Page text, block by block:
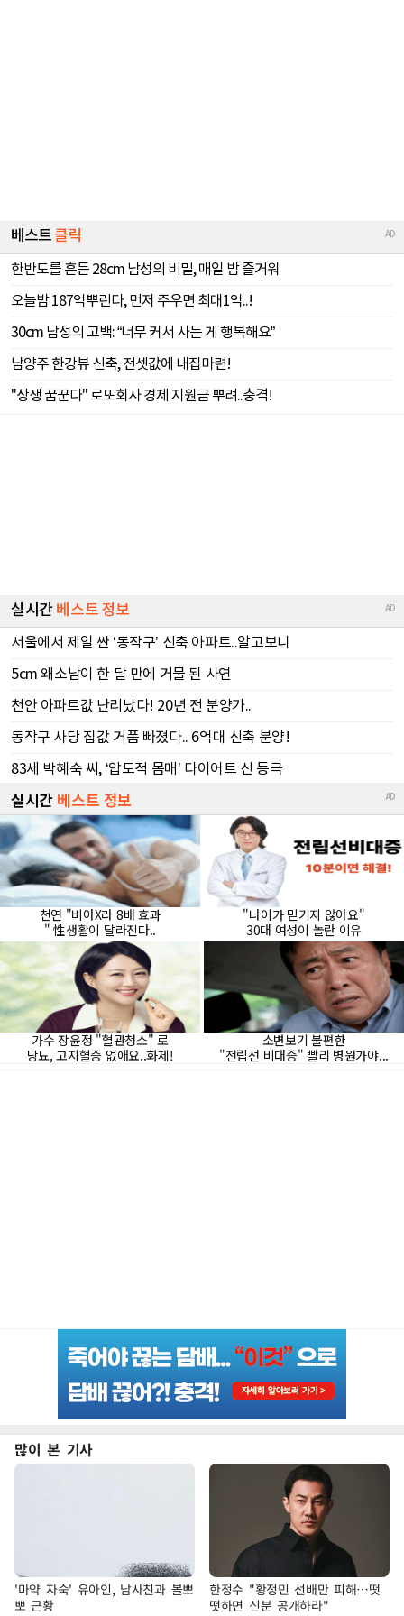
많이 본 기사
'마약 자숙' 유아인, 남사친과 볼뽀
뽀 근황
한정수 "황정민 선배만 피해…떳
떳하면 신분 공개하라"